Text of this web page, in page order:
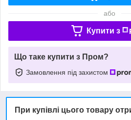
або
Купити з
Що таке купити з Пром?
Замовлення під захистом
При купівлі цього товару